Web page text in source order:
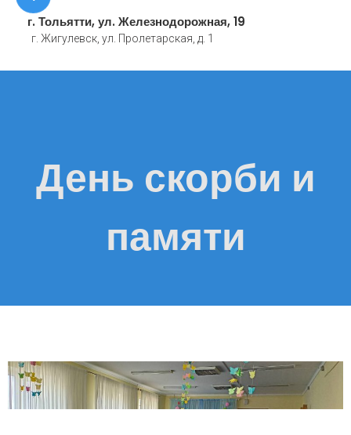
г. Тольятти, ул. Железнодорожная, 19
г. Жигулевск, ул. Пролетарская, д. 1
День скорби и
памяти